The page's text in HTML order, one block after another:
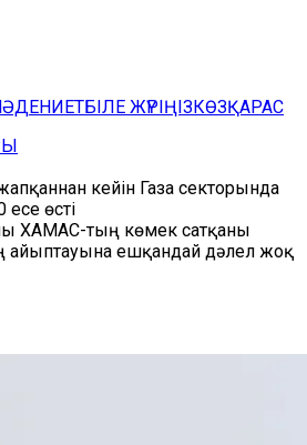
БІЛЕ ЖҮРІҢІЗКӨЗҚАРАС
кейін Газа секторында
есе өсті
ХАМАС-тың көмек сатқаны
айыптауына ешқандай дәлел жоқ